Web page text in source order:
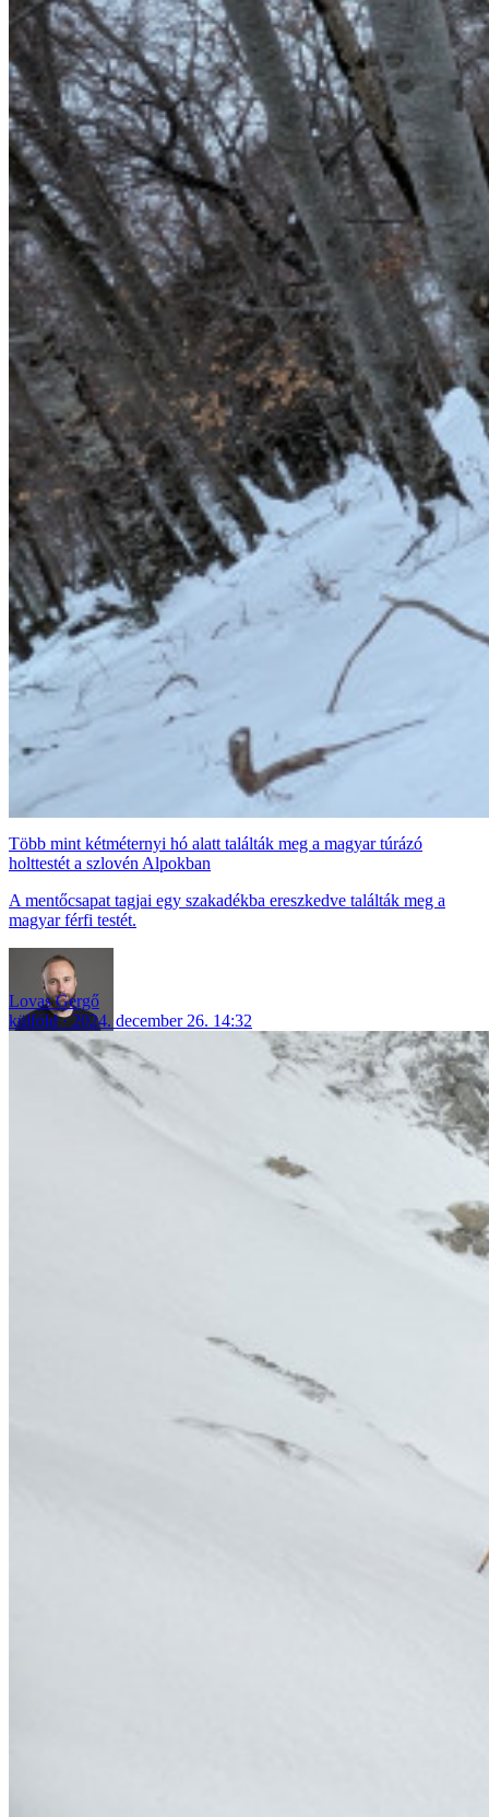
Több mint kétméternyi hó alatt találták meg a magyar túrázó
holttestét a szlovén Alpokban
A mentőcsapat tagjai egy szakadékba ereszkedve találták meg a
magyar férfi testét.
Lovas Gergő
külföld
2024. december 26. 14:32